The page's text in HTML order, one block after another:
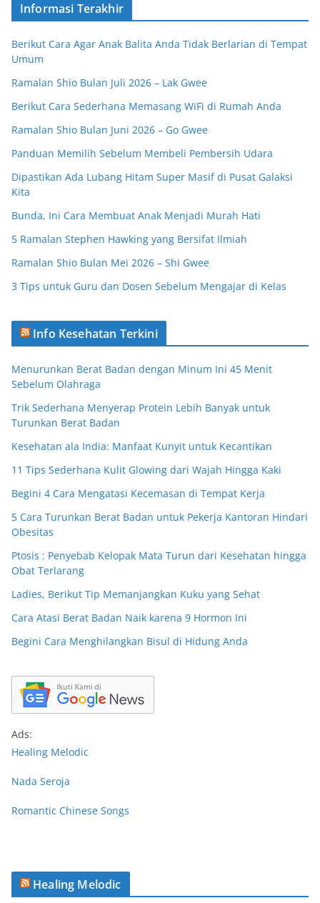
Informasi Terakhir
Berikut Cara Agar Anak Balita Anda Tidak Berlarian di Tempat
Umum
Ramalan Shio Bulan Juli 2026 – Lak Gwee
Berikut Cara Sederhana Memasang WiFi di Rumah Anda
Ramalan Shio Bulan Juni 2026 – Go Gwee
Panduan Memilih Sebelum Membeli Pembersih Udara
Dipastikan Ada Lubang Hitam Super Masif di Pusat Galaksi
Kita
Bunda, Ini Cara Membuat Anak Menjadi Murah Hati
5 Ramalan Stephen Hawking yang Bersifat Ilmiah
Ramalan Shio Bulan Mei 2026 – Shi Gwee
3 Tips untuk Guru dan Dosen Sebelum Mengajar di Kelas
Info Kesehatan Terkini
Menurunkan Berat Badan dengan Minum Ini 45 Menit
Sebelum Olahraga
Trik Sederhana Menyerap Protein Lebih Banyak untuk
Turunkan Berat Badan
Kesehatan ala India: Manfaat Kunyit untuk Kecantikan
11 Tips Sederhana Kulit Glowing dari Wajah Hingga Kaki
Begini 4 Cara Mengatasi Kecemasan di Tempat Kerja
5 Cara Turunkan Berat Badan untuk Pekerja Kantoran Hindari
Obesitas
Ptosis : Penyebab Kelopak Mata Turun dari Kesehatan hingga
Obat Terlarang
Ladies, Berikut Tip Memanjangkan Kuku yang Sehat
Cara Atasi Berat Badan Naik karena 9 Hormon Ini
Begini Cara Menghilangkan Bisul di Hidung Anda
Ads:
Healing Melodic
Nada Seroja
Romantic Chinese Songs
Healing Melodic